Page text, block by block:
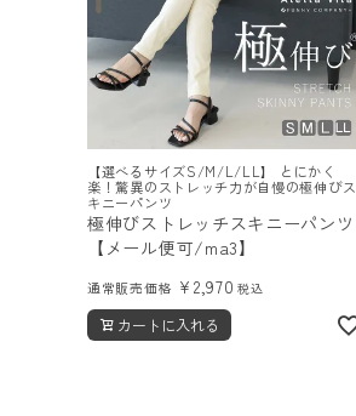
【選べるサイズS/M/L/LL】 とにかく
楽！驚異のストレッチ力が自慢の極伸びス
キニーパンツ
極伸びストレッチスキニーパンツ
【メール便可/ma3】
通常販売価格 ¥ 2,970 税込
カートに入れる